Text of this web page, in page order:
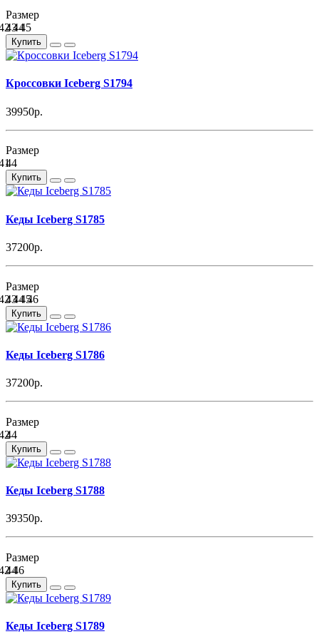
Размер
434445
Купить
Кроссовки Iceberg S1794
39950р.
Размер
44
Купить
Кеды Iceberg S1785
37200р.
Размер
43444546
Купить
Кеды Iceberg S1786
37200р.
Размер
44
Купить
Кеды Iceberg S1788
39350р.
Размер
4446
Купить
Кеды Iceberg S1789